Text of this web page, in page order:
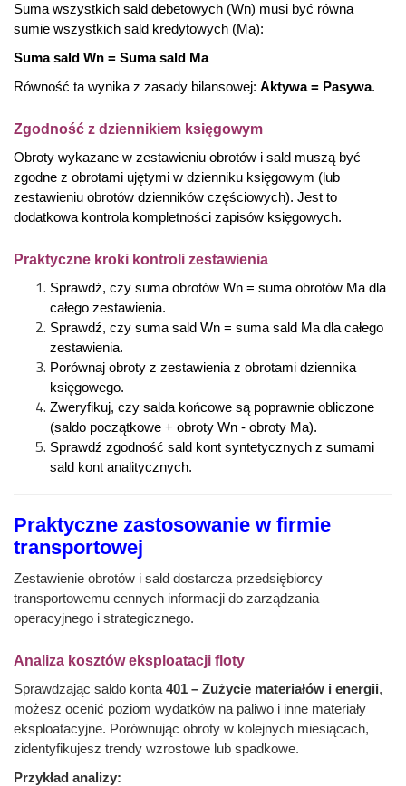
Suma wszystkich sald debetowych (Wn) musi być równa
sumie wszystkich sald kredytowych (Ma):
Suma sald Wn = Suma sald Ma
Równość ta wynika z zasady bilansowej: Aktywa = Pasywa.
Zgodność z dziennikiem księgowym
Obroty wykazane w zestawieniu obrotów i sald muszą być
zgodne z obrotami ujętymi w dzienniku księgowym (lub
zestawieniu obrotów dzienników częściowych). Jest to
dodatkowa kontrola kompletności zapisów księgowych.
Praktyczne kroki kontroli zestawienia
Sprawdź, czy suma obrotów Wn = suma obrotów Ma dla
całego zestawienia.
Sprawdź, czy suma sald Wn = suma sald Ma dla całego
zestawienia.
Porównaj obroty z zestawienia z obrotami dziennika
księgowego.
Zweryfikuj, czy salda końcowe są poprawnie obliczone
(saldo początkowe + obroty Wn - obroty Ma).
Sprawdź zgodność sald kont syntetycznych z sumami
sald kont analitycznych.
Praktyczne zastosowanie w firmie
transportowej
Zestawienie obrotów i sald dostarcza przedsiębiorcy
transportowemu cennych informacji do zarządzania
operacyjnego i strategicznego.
Analiza kosztów eksploatacji floty
Sprawdzając saldo konta 401 – Zużycie materiałów i energii,
możesz ocenić poziom wydatków na paliwo i inne materiały
eksploatacyjne. Porównując obroty w kolejnych miesiącach,
zidentyfikujesz trendy wzrostowe lub spadkowe.
Przykład analizy: